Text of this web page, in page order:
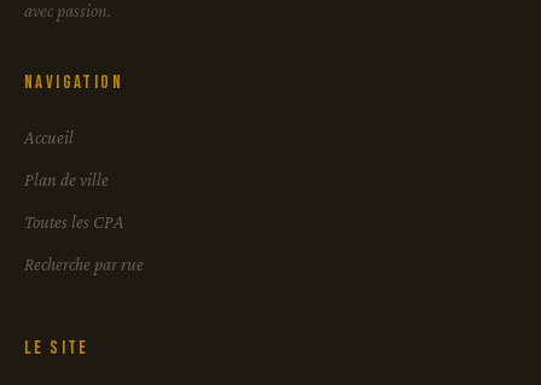
avec passion.
Navigation
Accueil
Plan de ville
Toutes les CPA
Recherche par rue
Le site